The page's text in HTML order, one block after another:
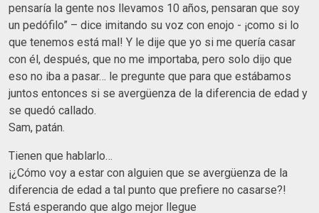
pensaría la gente nos llevamos 10 años, pensaran que soy
un pedófilo” – dice imitando su voz con enojo - ¡como si lo
que tenemos está mal! Y le dije que yo si me quería casar
con él, después, que no me importaba, pero solo dijo que
eso no iba a pasar… le pregunte que para que estábamos
juntos entonces si se avergüenza de la diferencia de edad y
se quedó callado.
Sam, patán.
Tienen que hablarlo…
¡¿Cómo voy a estar con alguien que se avergüenza de la
diferencia de edad a tal punto que prefiere no casarse?!
Está esperando que algo mejor llegue